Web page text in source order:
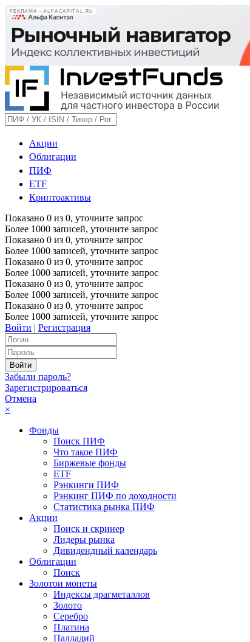
РЕКЛАМА • ALFACAPITAL.RU
Акции
Облигации
ПИФ
ETF
Криптоактивы
Показано 0 из 0, уточните запрос
Более 1000 записей, уточните запрос
Показано 0 из 0, уточните запрос
Более 1000 записей, уточните запрос
Показано 0 из 0, уточните запрос
Более 1000 записей, уточните запрос
Показано 0 из 0, уточните запрос
Более 1000 записей, уточните запрос
Показано 0 из 0, уточните запрос
Более 1000 записей, уточните запрос
Войти | Регистрация
Забыли пароль?
Зарегистрироваться
Отмена
×
Фонды
Поиск ПИФ
Что такое ПИФ
Биржевые фонды
ETF
Рэнкинги ПИФ
Рэнкинг ПИФ по доходности
Статистика рынка ПИФ
Акции
Поиск и скринер
Лидеры рынка
Дивидендный календарь
Облигации
Поиск
Золотои монеты
Индексы драгметаллов
Золото
Серебро
Платина
Палладий